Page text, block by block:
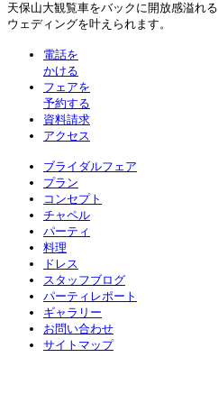
天保山大観覧車をバックに開放感溢れる
ウェディングを叶えられます。
電話を
かける
フェアを
予約する
資料請求
アクセス
ブライダルフェア
プラン
コンセプト
チャペル
パーティ
料理
ドレス
スタッフブログ
パーティレポート
ギャラリー
お問い合わせ
サイトマップ